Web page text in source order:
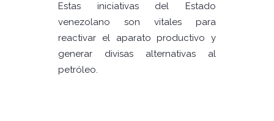
Estas iniciativas del Estado
venezolano son vitales para
reactivar el aparato productivo y
generar divisas alternativas al
petróleo.